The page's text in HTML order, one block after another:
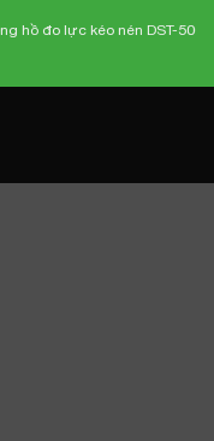
đo lực kéo nén DST-500N